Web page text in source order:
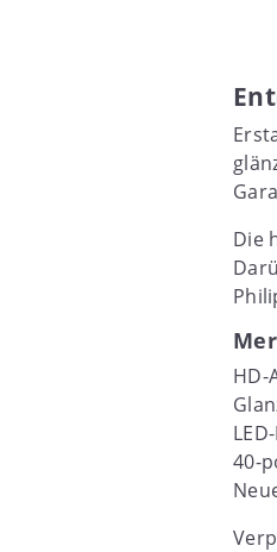
Die
HD-
40-